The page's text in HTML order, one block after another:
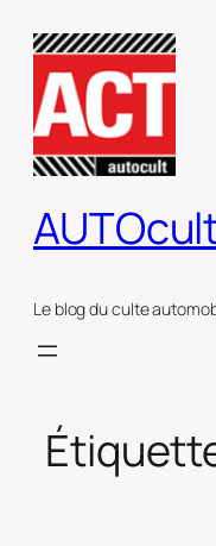
contenu
Le blog du culte